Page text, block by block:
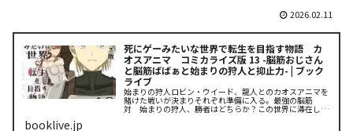
2026.02.11
死にゲーみたいな世界で転生を目指す物語 カ
オスアニマ コミカライズ版 13 -脳筋おじさん
と脳筋ばばぁと始まりの狩人と抑止力- | ブック
ライブ
始まりの狩人ロビン・ウイード、龍人とのカオスアニマを
賭けた戦いが決まりそれぞれ準備に入る。最強の脳筋
対 始まりの狩人、勝者はどちらか？この世界に滞在した
booklive.jp